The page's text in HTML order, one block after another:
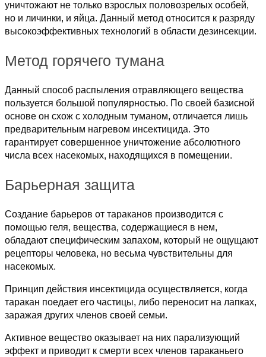
уничтожают не только взрослых половозрелых особей,
но и личинки, и яйца. Данный метод относится к разряду
высокоэффективных технологий в области дезинсекции.
Метод горячего тумана
Данный способ распыления отравляющего вещества
пользуется большой популярностью. По своей базисной
основе он схож с холодным туманом, отличается лишь
предварительным нагревом инсектицида. Это
гарантирует совершенное уничтожение абсолютного
числа всех насекомых, находящихся в помещении.
Барьерная защита
Создание барьеров от тараканов производится с
помощью геля, вещества, содержащиеся в нем,
обладают специфическим запахом, который не ощущают
рецепторы человека, но весьма чувствительны для
насекомых.
Принцип действия инсектицида осуществляется, когда
таракан поедает его частицы, либо переносит на лапках,
заражая других членов своей семьи.
Активное вещество оказывает на них парализующий
эффект и приводит к смерти всех членов тараканьего